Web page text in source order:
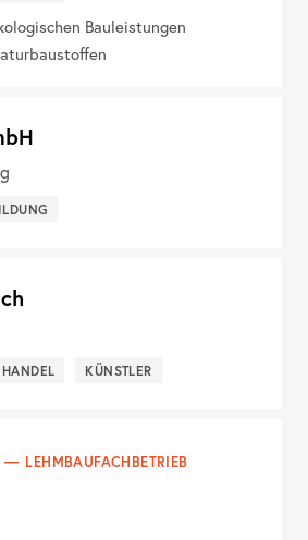
Bauleistungen
HANDEL KÜNSTLER
LEHMBAUFACHBETRIEB